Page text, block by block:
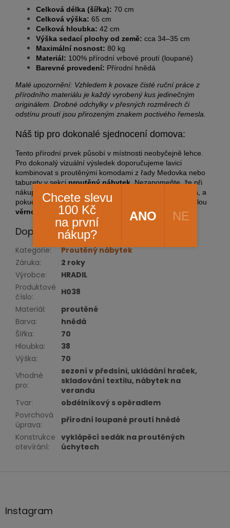
Celková délka (šířka): 70 cm
Celková výška: 65 cm
Celková hloubka: 42 cm
Výška sedací plochy od země: cca 34–35 cm
Maximální nosnost: 80 kg
Materiál: 100% přírodní vrbové proutí (loupané)
Barevné provedení: Přírodní hnědá
Malé upozornění: Vzhledem k povaze čisté ruční práce z
přírodního materiálu je každý vyrobený kus jedinečným
originálem. Drobné odchylky v přesných rozměrech či
odstínu proutí jsou přirozeným znakem poctivého řemesla.
Náš tip pro dokonalé sjednocení domova:
Tento přírodní prvek působí v místnosti neobyčejně lehce.
Pro dokonalý vizuální výsledek doporučujeme lavici
kombinovat s proutěnými komodami z řady Medovka nebo
taburety v sekciproutěný nábytek. Nezapomeňte, že při
nákupu nad 2000 Kč od nás získáváte
dopravu zdarma , a
pokud dokončíte rychlou registraci, okamžitě získáte stálou
věrnostní slevu 5 % až 20 %
na celý sortiment!
Doplňkové parametry
Kategorie:
Proutěný nábytek
Záruka:
2 roky
Výrobce:
HRADIL
Produktové
číslo:
H038
Materiál:
proutěné
Barva:
hnědá
Šířka:
70
Hloubka:
38
Výška:
70
Vhodné
pro:
sezení v předsíni, ukládání hraček,
skladování textilu, nábytek na
verandu
Tvar:
obdélníkový s opěradlem
Povrchová
úprava:
přírodní loupané proutí hnědé
Konstrukce
otevírání:
vyklápěcí sedák na proutěných
úchytech
aInstagram
Chcete slevu
100 Kč
na první
nákup?
ANO NE